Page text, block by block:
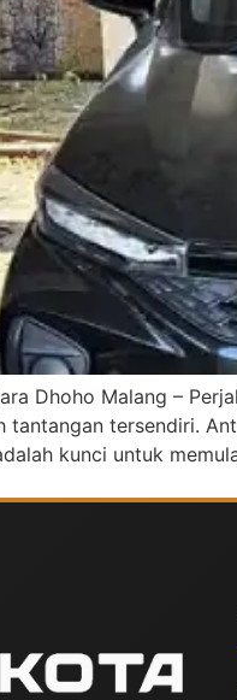
Dhoho Malang –
tantangan tersendiri.
kunci untuk